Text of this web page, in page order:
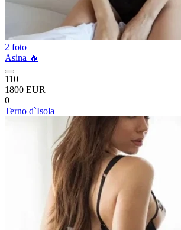
2 foto
Asina 🔥
110
1800 EUR
0
Terno d`Isola